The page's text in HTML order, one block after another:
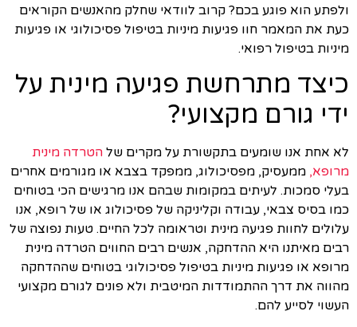
ולפתע הוא פוגע בכם? קרוב לוודאי שחלק מהאנשים הקוראים
כעת את המאמר חוו פגיעות מיניות בטיפול פסיכולוגי או פגיעות
מיניות בטיפול רפואי.
כיצד מתרחשת פגיעה מינית על
ידי גורם מקצועי?
לא אחת אנו שומעים בתקשורת על מקרים של הטרדה מינית
מרופא, ממעסיק, מפסיכולוג, ממפקד בצבא או מגורמים אחרים
בעלי סמכות. לעיתים במקומות שבהם אנו מרגישים הכי בטוחים
כמו בסיס צבאי, עבודה וקליניקה של פסיכולוג או של רופא, אנו
עלולים לחוות פגיעה מינית וטראומה לכל החיים. טעות נפוצה של
רבים מאיתנו היא ההדחקה, אנשים רבים החווים הטרדה מינית
מרופא או פגיעות מיניות בטיפול פסיכולוגי בטוחים שההדחקה
מהווה את דרך ההתמודדות המיטבית ולא פונים לגורם מקצועי
העשוי לסייע להם.